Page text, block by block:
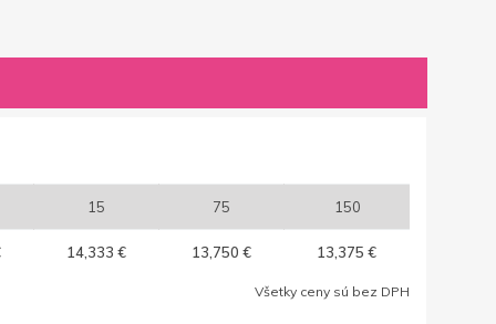
15 75 150
14,333 € 13,750 € 13,375 €
Všetky ceny sú bez DPH